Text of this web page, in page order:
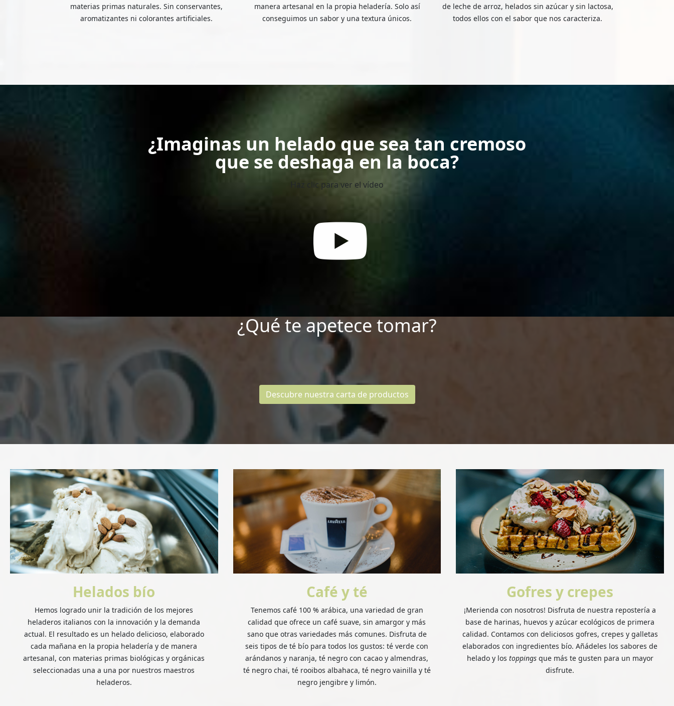
materias primas naturales. Sin conservantes,
aromatizantes ni colorantes artificiales.
manera artesanal en la propia heladería. Solo así
conseguimos un sabor y una textura únicos.
de leche de arroz, helados sin azúcar y sin lactosa,
todos ellos con el sabor que nos caracteriza.
¿Imaginas un helado que sea tan cremoso
que se deshaga en la boca?
Haz clic para ver el vídeo
¿Qué te apetece tomar?
Descubre nuestra carta de productos
Helados bío
Hemos logrado unir la tradición de los mejores
heladeros italianos con la innovación y la demanda
actual. El resultado es un helado delicioso, elaborado
cada mañana en la propia heladería y de manera
artesanal, con materias primas biológicas y orgánicas
seleccionadas una a una por nuestros maestros
heladeros.
Café y té
Tenemos café 100 % arábica, una variedad de gran
calidad que ofrece un café suave, sin amargor y más
sano que otras variedades más comunes. Disfruta de
seis tipos de té bío para todos los gustos: té verde con
arándanos y naranja, té negro con cacao y almendras,
té negro chai, té rooibos albahaca, té negro vainilla y té
negro jengibre y limón.
Gofres y crepes
¡Merienda con nosotros! Disfruta de nuestra repostería a
base de harinas, huevos y azúcar ecológicos de primera
calidad. Contamos con deliciosos gofres, crepes y galletas
elaborados con ingredientes bío. Añádeles los sabores de
helado y los toppingsque más te gusten para un mayor
disfrute.